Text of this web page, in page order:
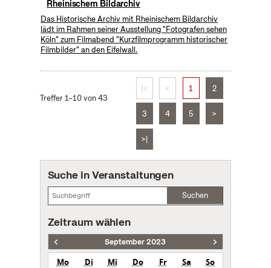
Rheinischem Bildarchiv
Das Historische Archiv mit Rheinischem Bildarchiv
lädt im Rahmen seiner Ausstellung "Fotografen sehen
Köln" zum Filmabend "Kurzfilmprogramm historischer
Filmbilder" an den Eifelwall.
Treffer 1–10 von 43
|< < 1 2
3 4 5 >
>|
Suche in Veranstaltungen
Suchen
Zeitraum wählen
September 2023
Mo Di Mi Do Fr Sa
So